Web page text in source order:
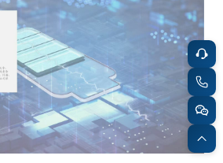
医疗与生命科学
半导体与芯片
汽车与出行